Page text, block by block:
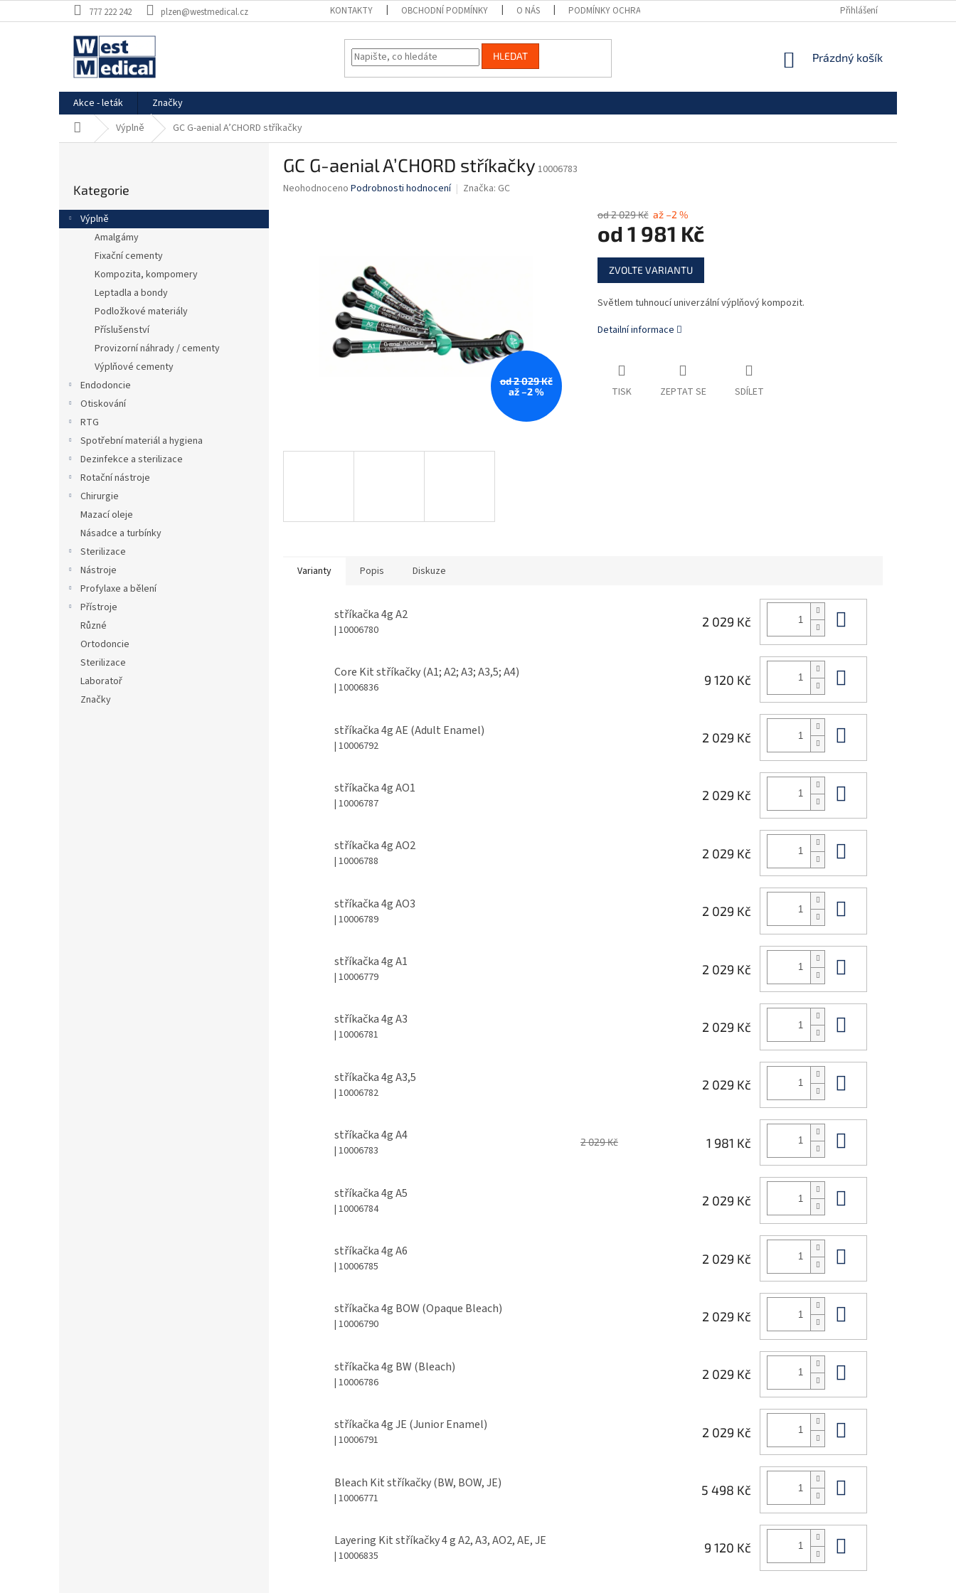
na
777 222 242 plzen@westmedical.cz KONTAKTY OBCHODNÍ PODMÍNKY O NÁS PODMÍNKY OCHRANY OSOBNÍCH ÚDAJŮ Přihlášení
HLEDAT
NÁKUPNÍ
Prázdný košík
Akce - leták
Značky
Domů Výplně GC G-aenial A’CHORD stříkačky
r
a
kategorie
Kategorie
Výplně
Amalgámy
Fixační cementy
Kompozita, kompomery
Leptadla a bondy
Podložkové materiály
Příslušenství
Provizorní náhrady / cementy
Výplňové cementy
Endodoncie
Otiskování
RTG
Spotřební materiál a hygiena
Dezinfekce a sterilizace
Rotační nástroje
Chirurgie
Mazací oleje
Násadce a turbínky
Sterilizace
Nástroje
Profylaxe a bělení
Přístroje
Různé
Ortodoncie
Sterilizace
Laboratoř
Značky
GC G-aenial A’CHORD stříkačky 10006783
Průměrné
Neohodnoceno Podrobnosti hodnocení Značka: GC
od 2 029 Kč
až –2 %
od 2 029 Kč až –2 %
od 1 981 Kč
Měrná
cena:
ZVOLTE VARIANTU
Světlem tuhnoucí univerzální výplňový kompozit.
Detailní informace
TISK ZEPTAT SE SDÍLET
Varianty Popis Diskuze
stříkačka 4g A2
| 10006780
2 029 Kč
Core Kit stříkačky (A1; A2; A3; A3,5; A4)
| 10006836
9 120 Kč
stříkačka 4g AE (Adult Enamel)
| 10006792
2 029 Kč
stříkačka 4g AO1
| 10006787
2 029 Kč
stříkačka 4g AO2
| 10006788
2 029 Kč
stříkačka 4g AO3
| 10006789
2 029 Kč
stříkačka 4g A1
| 10006779
2 029 Kč
stříkačka 4g A3
| 10006781
2 029 Kč
stříkačka 4g A3,5
| 10006782
2 029 Kč
stříkačka 4g A4
| 10006783
2 029 Kč 1 981 Kč
stříkačka 4g A5
| 10006784
2 029 Kč
stříkačka 4g A6
| 10006785
2 029 Kč
stříkačka 4g BOW (Opaque Bleach)
| 10006790
2 029 Kč
stříkačka 4g BW (Bleach)
| 10006786
2 029 Kč
stříkačka 4g JE (Junior Enamel)
| 10006791
2 029 Kč
Bleach Kit stříkačky (BW, BOW, JE)
| 10006771
5 498 Kč
Layering Kit stříkačky 4 g A2, A3, AO2, AE, JE
| 10006835
9 120 Kč